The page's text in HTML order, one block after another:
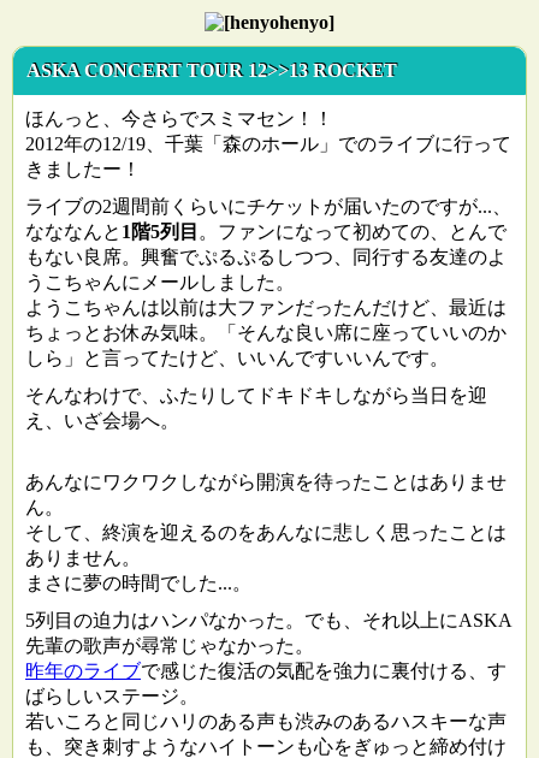
ASKA CONCERT TOUR 12>>13 ROCKET
ほんっと、今さらでスミマセン！！
2012年の12/19、千葉「森のホール」でのライブに行って
きましたー！
ライブの2週間前くらいにチケットが届いたのですが...、
なななんと 1階5列目 。ファンになって初めての、とんで
もない良席。興奮でぷるぷるしつつ、同行する友達のよ
うこちゃんにメールしました。
ようこちゃんは以前は大ファンだったんだけど、最近は
ちょっとお休み気味。「そんな良い席に座っていいのか
しら」と言ってたけど、いいんですいいんです。
そんなわけで、ふたりしてドキドキしながら当日を迎
え、いざ会場へ。
あんなにワクワクしながら開演を待ったことはありませ
ん。
そして、終演を迎えるのをあんなに悲しく思ったことは
ありません。
まさに夢の時間でした...。
5列目の迫力はハンパなかった。でも、それ以上にASKA
先輩の歌声が尋常じゃなかった。
昨年のライブで感じた復活の気配を強力に裏付ける、す
ばらしいステージ。
若いころと同じハリのある声も渋みのあるハスキーな声
も、突き刺すようなハイトーンも心をぎゅっと締め付け